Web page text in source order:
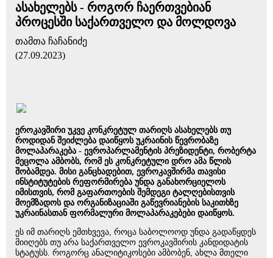
ასახელებს - როგორ ჩაერთვებიან
პროცესში საქართველო და მოლდოვა
თამთა ჩაჩანიძე
(27.09.2023)
ეროკავშირი უკვე კონკრეტულ თარიღს ასახელებს თუ
როდიდან შეიძლება დაიწყოს უკრაინის წევრობაზე
მოლაპარაკება - ევროპარლამენტის პრეზიდენტი, რობერტა
მეცოლა ამბობს, რომ ეს კონკრეტული დრო ამა წლის
შობამდეა. მისი განცხადებით, ევროკავშირმა თავისი
ინსტიტუტების რეფორმირება უნდა განახორციელოს
იმისთვის, რომ გაფართოების შემდეგი ტალღებისთვის
მოემზადოს და ორგანიზაციაში გაწევრიანების საკითხზე
უკრაინასთან ფორმალური მოლაპარაკებები დაიწყოს.
ეს იმ თარიღს ემთხვევა, როცა საბოლოოდ უნდა გადაწყდეს
მიიღებს თუ არა საქართველო ევროკავშირის კანდიდატის
სტატუსს. როგორც ანალიტიკოსები ამბობენ, ახლა მთელი